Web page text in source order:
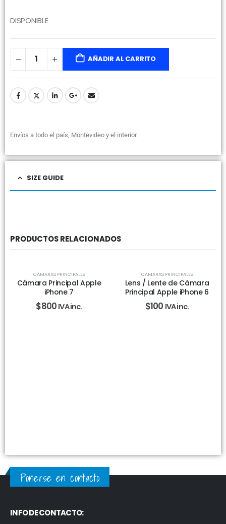
DISPONIBLE
AÑADIR AL CARRITO
Envíos a todo el país, Montevideo y el interior.
SIZE GUIDE
PRODUCTOS RELACIONADOS
CÁMARAS PRINCIPALES
Cámara Principal Apple
iPhone 7
$800 IVA inc.
CÁMARAS PRINCIPALES
Lens / Lente de Cámara
Principal Apple iPhone 6
$100 IVA inc.
Ponerse en contacto
INFO DE CONTACTO: